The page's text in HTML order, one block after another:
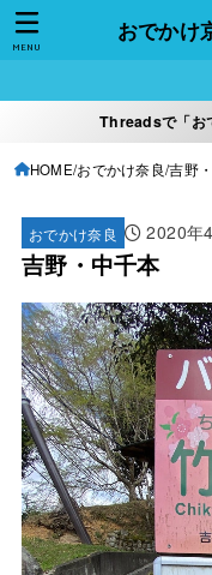
おでかけ
MENU
Threadsで「お
HOME おでかけ奈良 吉野
おでかけ奈良 2020年
吉野・中千本